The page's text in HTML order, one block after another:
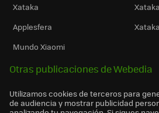
Xataka
Applesfera
Mundo Xiaomi
Otras publicaciones de Webedia
Utilizamos cookies de terceros para
de audiencia y mostrar publicidad